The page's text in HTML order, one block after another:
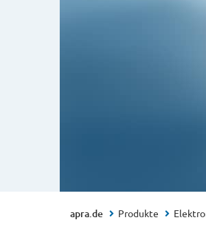
apra.de Produkte